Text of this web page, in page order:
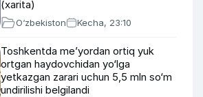
(xarita)
O‘zbekiston Kecha, 23:10
Toshkentda me’yordan ortiq yuk
ortgan haydovchidan yo‘lga
yetkazgan zarari uchun 5,5 mln so‘m
undirilishi belgilandi